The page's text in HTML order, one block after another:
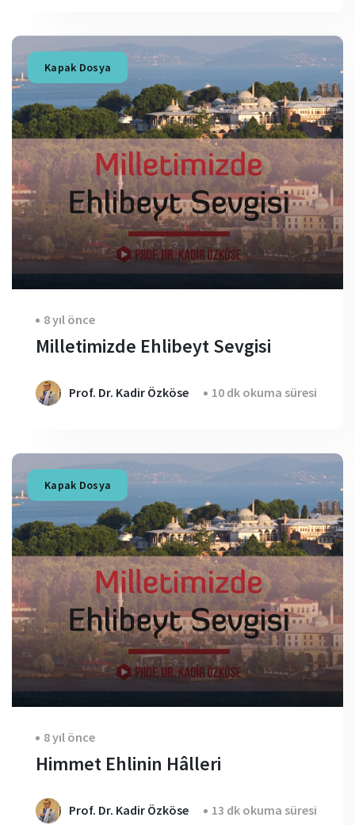
Kapak Dosya
8 yıl önce
Milletimizde Ehlibeyt Sevgisi
Prof. Dr. Kadir Özköse 10 dk okuma süresi
Kapak Dosya
8 yıl önce
Himmet Ehlinin Hâlleri
Prof. Dr. Kadir Özköse 13 dk okuma süresi